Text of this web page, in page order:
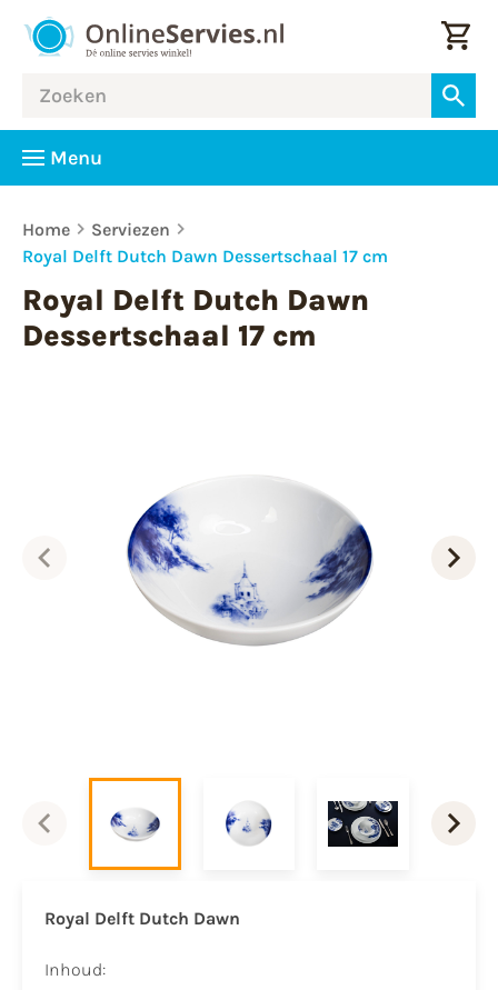
Menu
Home
Serviezen
Royal Delft Dutch Dawn Dessertschaal 17 cm
Royal Delft Dutch Dawn
Dessertschaal 17 cm
Royal Delft Dutch Dawn
Inhoud: